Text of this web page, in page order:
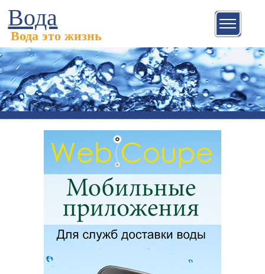
Вода
Вода это жизнь